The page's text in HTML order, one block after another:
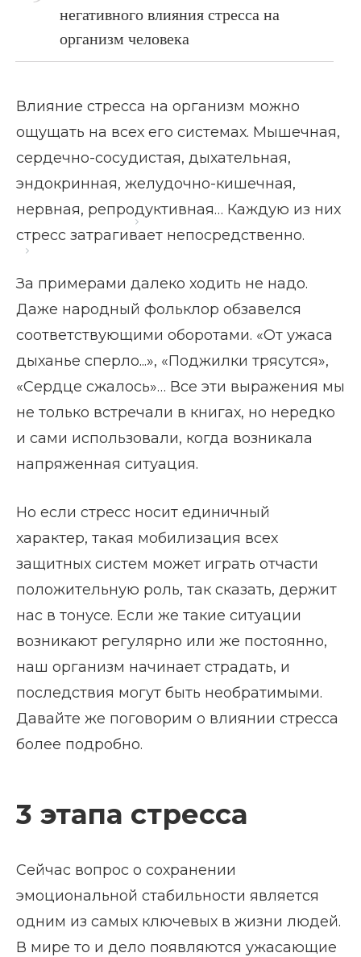
Главная страница
Блог
негативного влияния стресса на
организм человека
Влияние стресса на организм можно
ощущать на всех его системах. Мышечная,
сердечно-сосудистая, дыхательная,
эндокринная, желудочно-кишечная,
нервная, репродуктивная… Каждую из них
стресс затрагивает непосредственно.
За примерами далеко ходить не надо.
Даже народный фольклор обзавелся
соответствующими оборотами. «От ужаса
дыханье сперло...», «Поджилки трясутся»,
«Сердце сжалось»… Все эти выражения мы
не только встречали в книгах, но нередко
и сами использовали, когда возникала
напряженная ситуация.
Но если стресс носит единичный
характер, такая мобилизация всех
защитных систем может играть отчасти
положительную роль, так сказать, держит
нас в тонусе. Если же такие ситуации
возникают регулярно или же постоянно,
наш организм начинает страдать, и
последствия могут быть необратимыми.
Давайте же поговорим о влиянии стресса
более подробно.
3 этапа стресса
Сейчас вопрос о сохранении
эмоциональной стабильности является
одним из самых ключевых в жизни людей.
В мире то и дело появляются ужасающие